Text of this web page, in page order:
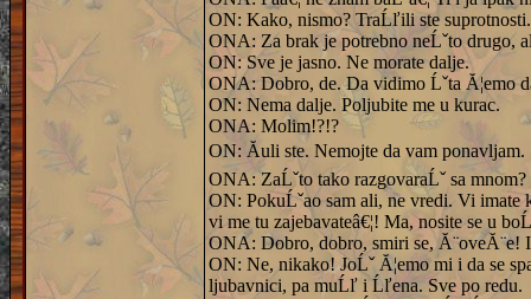
ON: Kako, nismo? TraĹľili ste
ONA: Za brak je potrebno neĹˇto drugo,
ON: Sve je jasno. Ne morate dalje.
ONA: Dobro, de. Da vidimo Ĺˇta Ă¦emo
ON: Nema dalje. Poljubite me u kurac.
ONA: Molim!?!?
ON: Ăuli ste. Nemojte da vam ponavljam.
ONA: ZaĹˇto tako razgovaraĹˇ sa
ON: PokuĹˇao sam ali, ne vredi. Vi imate
vi me tu zajebavateâ€¦! Ma, nosite se u
ONA: Dobro, dobro, smiri se, Ă¨oveĂ¨e!
ON: Ne, nikako! JoĹˇ Ă¦emo mi i da se
ljubavnici, pa muĹľ i Ĺľena. Sve po redu.